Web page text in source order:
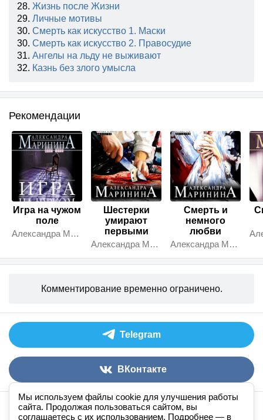
Мы используем файлы cookie для улучшения работы
сайта. Продолжая пользоваться сайтом, вы
соглашаетесь с их использованием. Подробнее — в
28. Жизнь после Жизни
29. Личные мотивы
30. Смерть как искусство 1. Маски
30. Смерть как искусство 2. Правосудие
31. Ангелы на льду не выживают
32. Казнь без злого умысла
Рекомендации
Игра на чужом
поле
Александра Маринина
Шестерки
умирают
первыми
Александра Маринина
Смерть и
немного
любви
Александра Маринина
Комментирование временно ограничено.
Telegram
ВКонтакте
Аудиокниги слушать онлайн книгав ухе